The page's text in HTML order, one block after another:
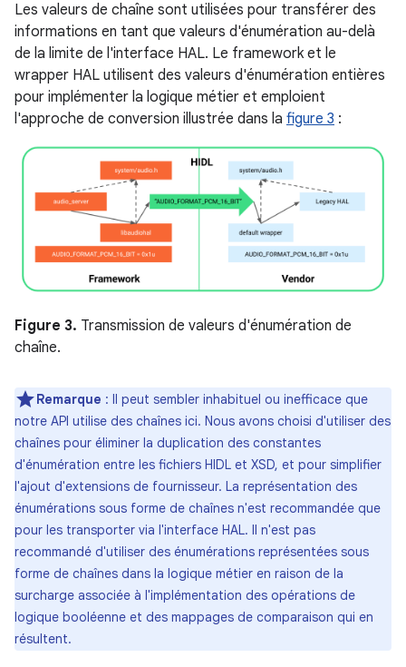
Les valeurs de chaîne sont utilisées pour transférer des
informations en tant que valeurs d'énumération au-delà
de la limite de l'interface HAL. Le framework et le
wrapper HAL utilisent des valeurs d'énumération entières
pour implémenter la logique métier et emploient
l'approche de conversion illustrée dans la figure 3 :
Figure 3. Transmission de valeurs d'énumération de
chaîne.
Remarque : Il peut sembler inhabituel ou inefficace que
notre API utilise des chaînes ici. Nous avons choisi d'utiliser des
chaînes pour éliminer la duplication des constantes
d'énumération entre les fichiers HIDL et XSD, et pour simplifier
l'ajout d'extensions de fournisseur. La représentation des
énumérations sous forme de chaînes n'est recommandée que
pour les transporter via l'interface HAL. Il n'est pas
recommandé d'utiliser des énumérations représentées sous
forme de chaînes dans la logique métier en raison de la
surcharge associée à l'implémentation des opérations de
logique booléenne et des mappages de comparaison qui en
résultent.